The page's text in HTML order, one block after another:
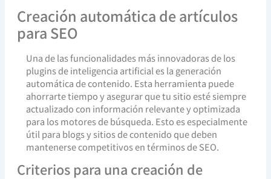
Creación automática de artículos
para SEO
Una de las funcionalidades más innovadoras de los
plugins de inteligencia artificial es la generación
automática de contenido. Esta herramienta puede
ahorrarte tiempo y asegurar que tu sitio esté siempre
actualizado con información relevante y optimizada
para los motores de búsqueda. Esto es especialmente
útil para blogs y sitios de contenido que deben
mantenerse competitivos en términos de SEO.
Criterios para una creación de